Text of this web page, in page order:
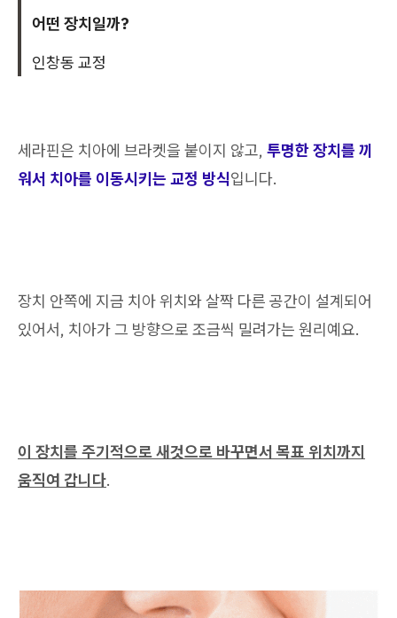
어떤 장치일까?
인창동 교정
세라핀은 치아에 브라켓을 붙이지 않고, 투명한 장치를 끼
워서 치아를 이동시키는 교정 방식입니다.
장치 안쪽에 지금 치아 위치와 살짝 다른 공간이 설계되어
있어서, 치아가 그 방향으로 조금씩 밀려가는 원리예요.
이 장치를 주기적으로 새것으로 바꾸면서 목표 위치까지
움직여 갑니다.